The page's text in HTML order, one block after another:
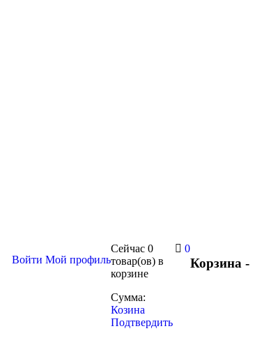
Корзина -
0
Сейчас 0
товар(ов) в
корзине
Сумма:
Козина
Подтвердить
Войти Мой профиль